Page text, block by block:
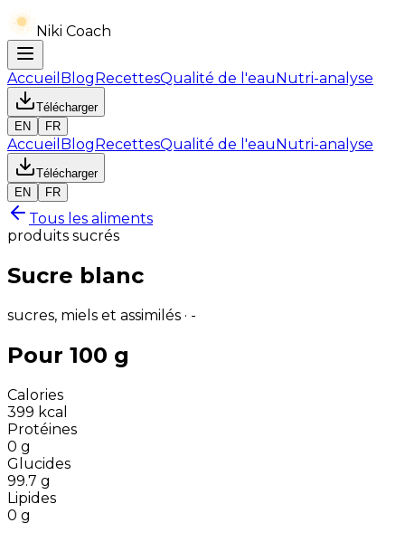
Niki Coach
Accueil BlogRecettesQualité de l'eauNutri-analyse
Télécharger
EN
FR
Accueil BlogRecettesQualité de l'eauNutri-analyse
Télécharger
EN
FR
Tous les aliments
produits sucrés
Sucre blanc
sucres, miels et assimilés · -
Pour 100 g
Calories
399 kcal
Protéines
0 g
Glucides
99.7 g
Lipides
0 g